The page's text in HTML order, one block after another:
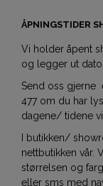
ÅPNINGSTIDER
Vi holder åpent
og legger ut
Send oss gjerne
477 om du har
dagene/ tidene
I butikken/
nettbutikken vår.
størrelsen og
eller sms med